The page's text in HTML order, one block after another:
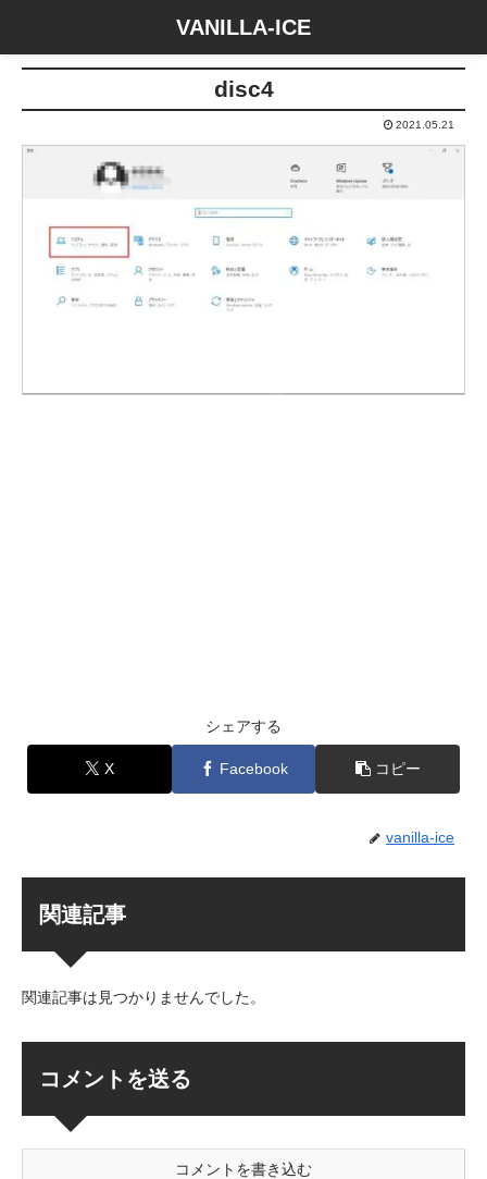
disc4
2021.05.21
シェアする
X Facebook コピー
vanilla-ice
関連記事
関連記事は見つかりませんでした。
コメントを送る
コメントを書き込む
VANILLA-ICE